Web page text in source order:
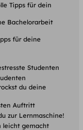
Tipps für dein
Bachelorarbeit
für deine
Studenten
du deine
Auftritt
zur Lernmaschine!
leicht gemacht